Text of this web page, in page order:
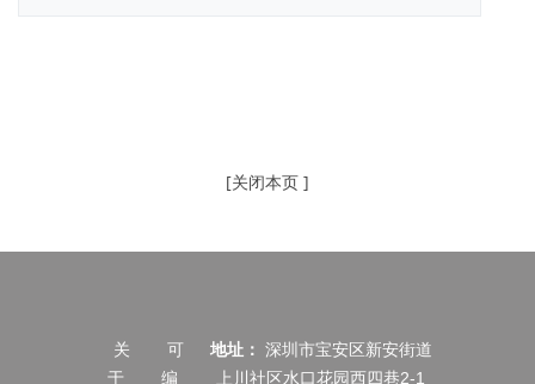
[关闭本页 ]
关
于
可
编
地址： 深圳市宝安区新安街道
上川社区水口花园西四巷2-1